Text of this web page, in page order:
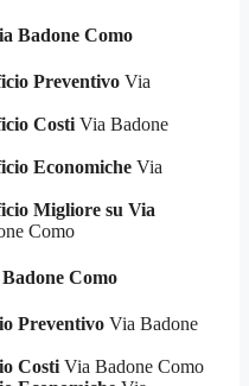
Badone Como
Preventivo Via
Costi Via Badone
Economiche Via
Migliore su Via
Como
Como
Preventivo Via Badone
Costi Via Badone Como